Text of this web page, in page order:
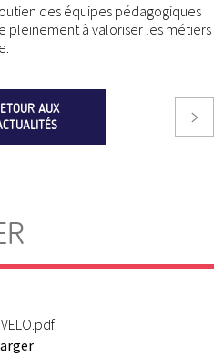
des équipes pédagogiques
pleinement à valoriser les métiers
AUX